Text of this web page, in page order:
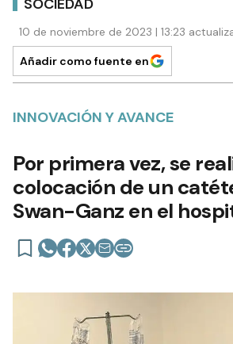
10 de noviembre de 2023 | 13:23
Añadir como fuente en
INNOVACIÓN Y AVANCE
Por primera vez, se
colocación de un
Swan-Ganz en el